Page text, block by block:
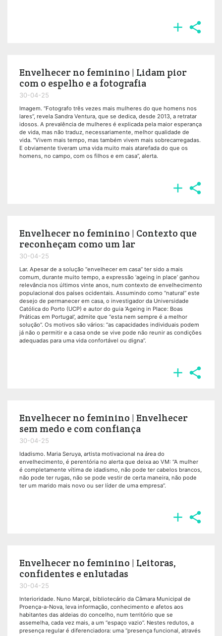
 
Envelhecer no feminino | Lidam pior
com o espelho e a fotografia
30-04-25
Imagem. “Fotografo três vezes mais mulheres do que homens nos
lares”, revela Sandra Ventura, que se dedica, desde 2013, a retratar
idosos. A prevalência de mulheres é explicada pela maior esperança
de vida, mas não traduz, necessariamente, melhor qualidade de
vida. “Vivem mais tempo, mas também vivem mais sobrecarregadas.
E obviamente tiveram uma vida muito mais atarefada do que os
homens, no campo, com os filhos e em casa”, alerta.
 
Envelhecer no feminino | Contexto que
reconheçam como um lar
30-04-25
Lar. Apesar de a solução “envelhecer em casa” ter sido a mais
comum, durante muito tempo, a expressão ‘ageing in place’ ganhou
relevância nos últimos vinte anos, num contexto de envelhecimento
populacional dos países ocidentais. Assumindo como “natural” este
desejo de permanecer em casa, o investigador da Universidade
Católica do Porto (UCP) e autor do guia ‘Ageing in Place: Boas
Práticas em Portugal’, admite que “esta nem sempre é a melhor
solução”. Os motivos são vários: “as capacidades individuais podem
já não o permitir e a casa onde se vive pode não reunir as condições
adequadas para uma vida confortável ou digna”.
 
Envelhecer no feminino | Envelhecer
sem medo e com confiança
30-04-25
Idadismo. Maria Seruya, artista motivacional na área do
envelhecimento, é perentória no alerta que deixa ao VM: “A mulher
é completamente vítima de idadismo, não pode ter cabelos brancos,
não pode ter rugas, não se pode vestir de certa maneira, não pode
ter um marido mais novo ou ser líder de uma empresa”.
 
Envelhecer no feminino | Leitoras,
confidentes e enlutadas
30-04-25
Interioridade. Nuno Marçal, bibliotecário da Câmara Municipal de
Proença-a-Nova, leva informação, conhecimento e afetos aos
habitantes das aldeias do concelho, num território que se
assemelha, cada vez mais, a um “espaço vazio”. Nestes redutos, a
presença regular é diferenciadora: uma “presença funcional, através